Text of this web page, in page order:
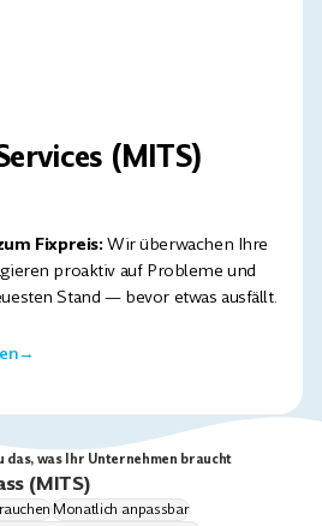
(MITS)
Fixpreis: Wir überwachen Ihre
proaktiv auf Probleme und
Stand — bevor etwas ausfällt.
→
was Ihr Unternehmen braucht
(MITS)
Monatlich anpassbar